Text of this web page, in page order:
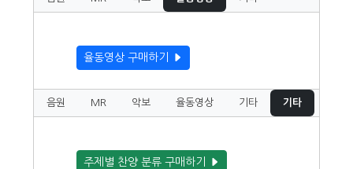
율동영상 구매하기
음원 MR 악보 율동영상 기타 기타
주제별 찬양 분류 구매하기